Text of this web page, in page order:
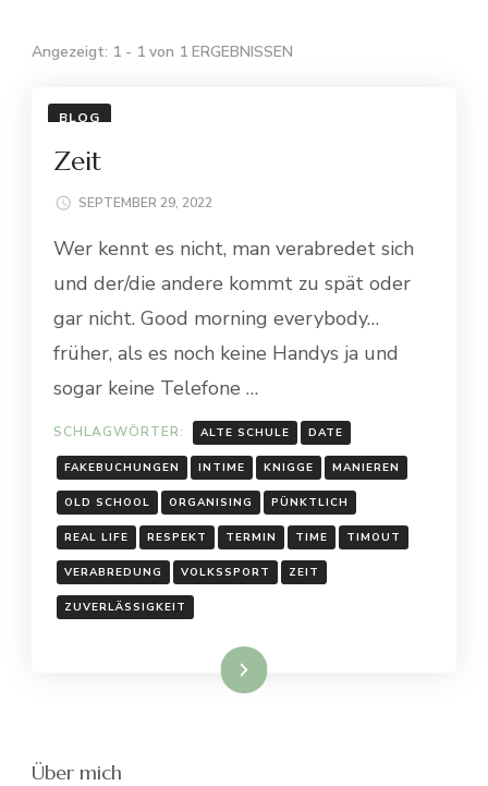
Angezeigt: 1 - 1 von 1 ERGEBNISSEN
BLOG
Zeit
SEPTEMBER 29, 2022
Wer kennt es nicht, man verabredet sich
und der/die andere kommt zu spät oder
gar nicht. Good morning everybody…
früher, als es noch keine Handys ja und
sogar keine Telefone …
SCHLAGWÖRTER: ALTE SCHULE DATE
FAKEBUCHUNGEN INTIME KNIGGE MANIEREN
OLD SCHOOL ORGANISING PÜNKTLICH
REAL LIFE RESPEKT TERMIN TIME TIMOUT
VERABREDUNG VOLKSSPORT ZEIT
ZUVERLÄSSIGKEIT
Weiterlesen
Über mich